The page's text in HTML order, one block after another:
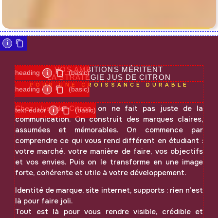
VOS AMBITIONS MÉRITENT
LA STRATÉGIE JUS DE CITRON
heading i (basic)
POUR UNE CROISSANCE DURABLE
heading i (basic)
Chez Jus de Citron, on ne fait pas juste de la
communication. On construit des marques claires,
assumées et mémorables. On commence par
comprendre ce qui vous rend différent en étudiant :
votre marché, votre manière de faire, vos objectifs
et vos envies. Puis on le transforme en une image
forte, cohérente et utile à votre développement.
Identité de marque, site internet, supports : rien n’est
là pour faire joli.
Tout est là pour vous rendre visible, crédible et
text-editor i (basic)
i